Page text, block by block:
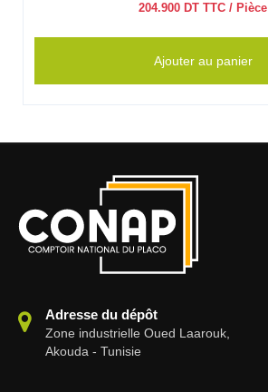
204.900 DT TTC / Pièce
Ajouter au panier
Adresse du dépôt
Zone industrielle Oued Laarouk,
Akouda - Tunisie